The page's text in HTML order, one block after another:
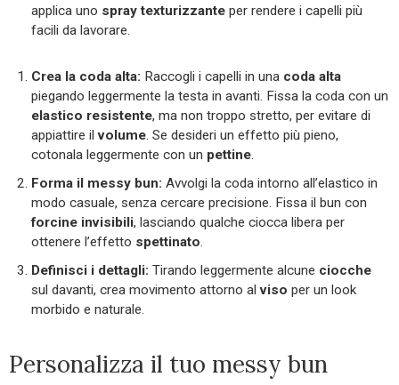
applica uno spray texturizzante per rendere i capelli più
facili da lavorare.
Crea la coda alta: Raccogli i capelli in una coda alta
piegando leggermente la testa in avanti. Fissa la coda con un
elastico resistente, ma non troppo stretto, per evitare di
appiattire ilvolume. Se desideri un effetto più pieno,
cotonala leggermente con un pettine.
Forma il messy bun: Avvolgi la coda intorno all’elastico in
modo casuale, senza cercare precisione. Fissa il bun con
forcine invisibili, lasciando qualche ciocca libera per
ottenere l’effetto spettinato.
Definisci i dettagli: Tirando leggermente alcune ciocche
sul davanti, crea movimento attorno alviso per un look
morbido e naturale.
Personalizza il tuo messy bun